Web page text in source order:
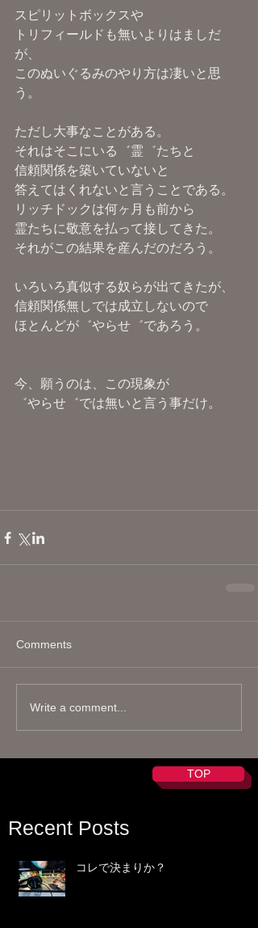
スピリットボックスや
トリフィールドも無いよりはましだ
が、
このぬいぐるみのやり方は凄いと思
う。
ただし大事なことがある。
それはそこにいる゛霊゛たちと
信頼関係を築いていないと
答えてはくれないと言うことである。
リッチドックは何ヶ月も前から
霊たちに敬意を払って接してきた。
それがこの結果を産んだのだろう。
いろいろ真似する奴らが出てきたが、
信頼関係無しでは成立しないので
ほとんどが゛やらせ゛であろう。
今、願うのは、この現象が
゛やらせ゛では無いと言う事だけ。
Comments
Write a comment...
TOP
Recent Posts
コレで決まりか？